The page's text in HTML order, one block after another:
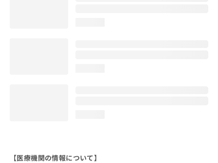
【医療機関の情報について】